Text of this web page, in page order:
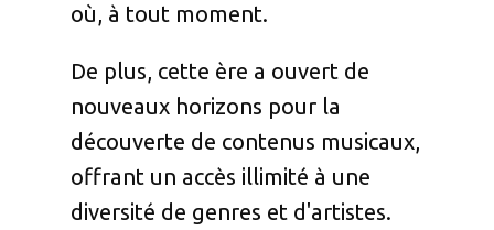
où, à tout moment.
De plus, cette ère a ouvert de
nouveaux horizons pour la
découverte de contenus musicaux,
offrant un accès illimité à une
diversité de genres et d'artistes.